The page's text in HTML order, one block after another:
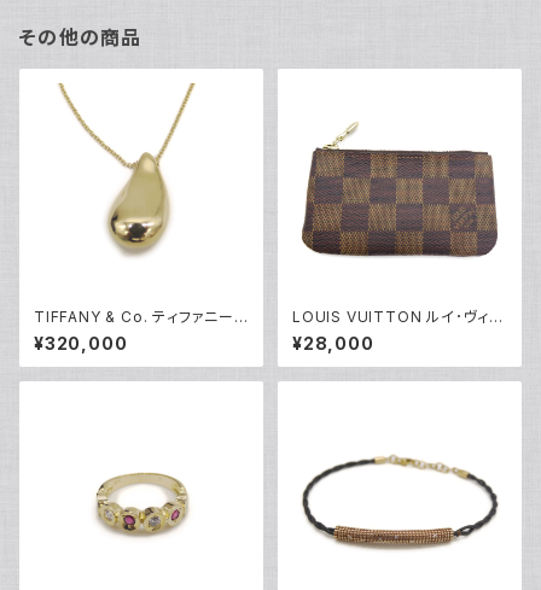
その他の商品
TIFFANY & Co. ティファニー
K18 エルサペレッティ ドロップ
ペンダント ネックレス 18金 ア
ズキチェーン Y05240
¥320,000
LOUIS VUITTON ルイ･ヴィト
ン ポシェットクレ ダミエ エベヌ
コインケース N62658 Y0464
9
¥28,000